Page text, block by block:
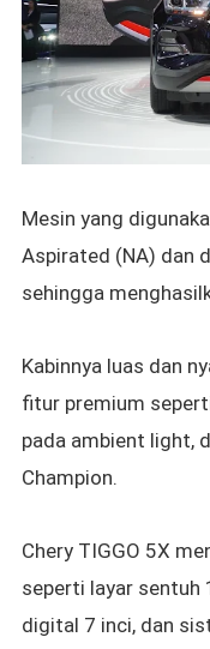
Mesin yang
Aspirated (NA) dan
sehingga
Kabinnya luas dan
fitur premium
pada ambient light,
Champion.
Chery TIGGO 5X
seperti layar
digital 7 inci, dan